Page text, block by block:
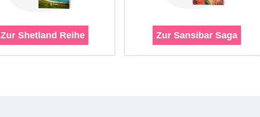
Zur Shetland Reihe Zur Sansibar Saga